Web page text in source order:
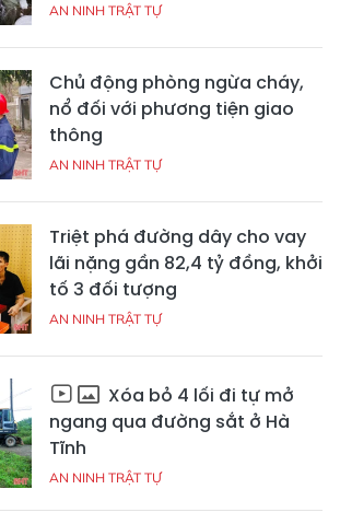
AN NINH TRẬT TỰ
Chủ động phòng ngừa cháy,
nổ đối với phương tiện giao
thông
AN NINH TRẬT TỰ
Triệt phá đường dây cho vay
lãi nặng gần 82,4 tỷ đồng, khởi
tố 3 đối tượng
AN NINH TRẬT TỰ
Xóa bỏ 4 lối đi tự mở
ngang qua đường sắt ở Hà
Tĩnh
AN NINH TRẬT TỰ